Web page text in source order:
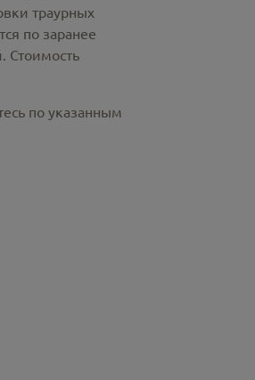
траурных
по заранее
Стоимость
по указанным